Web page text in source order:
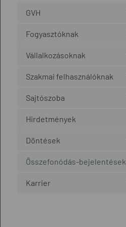
GVH
Fogyasztóknak
Vállalkozásoknak
Szakmai felhasználóknak
Sajtószoba
Hirdetmények
Döntések
Összefonódás-bejelentések
Karrier